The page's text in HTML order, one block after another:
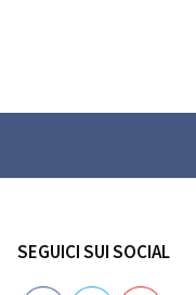
SEGUICI SUI SOCIAL
Follow